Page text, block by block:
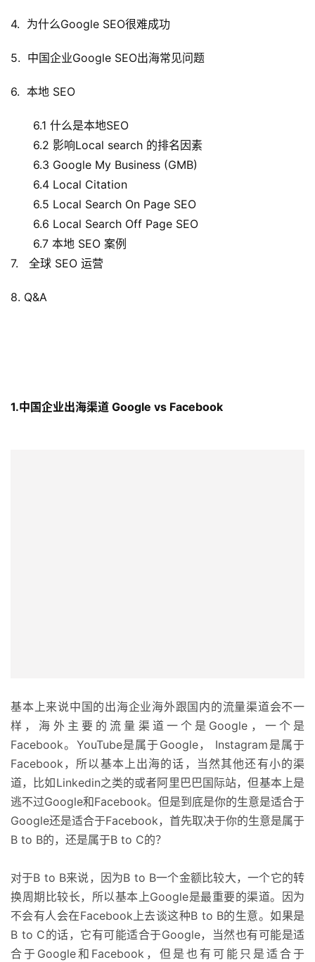
4. 为什么Google SEO很难成功
5. 中国企业Google SEO出海常见问题
6. 本地 SEO
6.1 什么是本地SEO
6.2 影响Local search 的排名因素
6.3 Google My Business (GMB)
6.4 Local Citation
6.5 Local Search On Page SEO
6.6 Local Search Off Page SEO
6.7 本地 SEO 案例
7. 全球 SEO 运营
8. Q&A
1.中国企业出海渠道 Google vs Facebook
基本上来说中国的出海企业海外跟国内的流量渠道会不一
样，海外主要的流量渠道一个是Google，一个是
Facebook。YouTube是属于Google， Instagram是属于
Facebook，所以基本上出海的话，当然其他还有小的渠
道，比如Linkedin之类的或者阿里巴巴国际站，但基本上是
逃不过Google和Facebook。但是到底是你的生意是适合于
Google还是适合于Facebook，首先取决于你的生意是属于
B to B的，还是属于B to C的？
对于B to B来说，因为B to B一个金额比较大，一个它的转
换周期比较长，所以基本上Google是最重要的渠道。因为
不会有人会在Facebook上去谈这种B to B的生意。如果是
B to C的话，它有可能适合于Google，当然也有可能是适
合于Google和Facebook，但是也有可能只是适合于